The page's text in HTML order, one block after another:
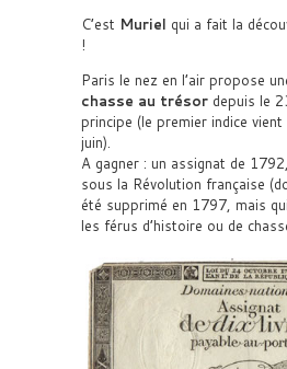
C’est Muriel qui a fait la
!
Paris le nez en l’air propose
chasse au trésor depuis le
principe (le premier indice
juin).
A gagner : un assignat de
sous la Révolution française
été supprimé en 1797, mais
les férus d’histoire ou de